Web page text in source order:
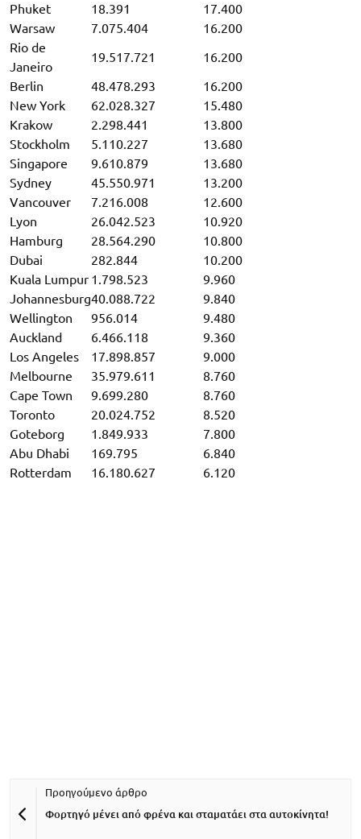
Phuket
18.391
17.400
Warsaw
7.075.404
16.200
Rio de
Janeiro
19.517.721
16.200
Berlin
48.478.293
16.200
New York
62.028.327
15.480
Krakow
2.298.441
13.800
Stockholm
5.110.227
13.680
Singapore
9.610.879
13.680
Sydney
45.550.971
13.200
Vancouver
7.216.008
12.600
Lyon
26.042.523
10.920
Hamburg
28.564.290
10.800
Dubai
282.844
10.200
Kuala Lumpur 1.798.523
9.960
Johannesburg40.088.722
9.840
Wellington
956.014
9.480
Auckland
6.466.118
9.360
Los Angeles
17.898.857
9.000
Melbourne
35.979.611
8.760
Cape Town
9.699.280
8.760
Toronto
20.024.752
8.520
Goteborg
1.849.933
7.800
Abu Dhabi
169.795
6.840
Rotterdam
16.180.627 6.120
Φορτηγό μένει από φρένα και σταματάει στα αυτοκίνητα!